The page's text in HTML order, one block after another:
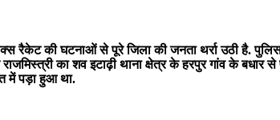
रैकेट की घटनाओं से पूरे जिला की जनता थर्रा उठी है.
का शव इटाढ़ी थाना क्षेत्र के हरपुर गांव के बधार
में पड़ा हुआ था.